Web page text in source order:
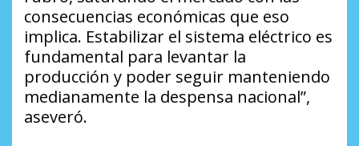
consecuencias económicas que eso
implica. Estabilizar el sistema eléctrico es
fundamental para levantar la
producción y poder seguir manteniendo
medianamente la despensa nacional”,
aseveró.